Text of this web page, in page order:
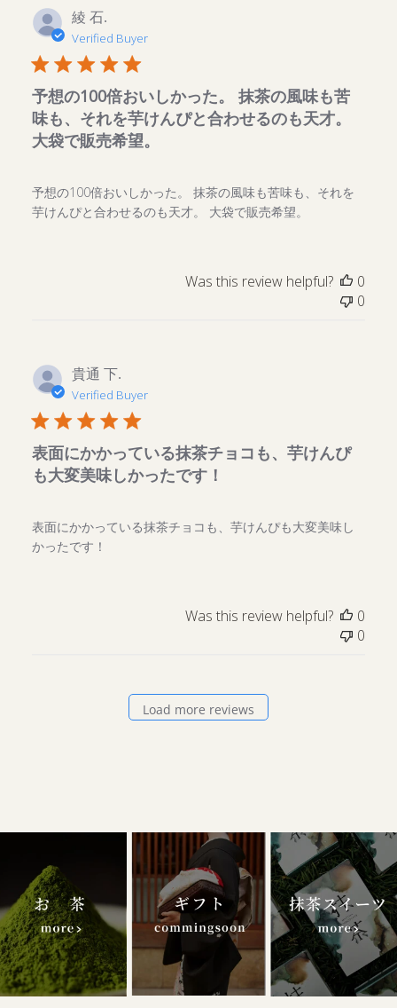
綾 石.
Verified Buyer
予想の100倍おいしかった。 抹茶の風味も苦
味も、それを芋けんぴと合わせるのも天才。
大袋で販売希望。
予想の100倍おいしかった。 抹茶の風味も苦味も、それを
芋けんぴと合わせるのも天才。 大袋で販売希望。
Was this review helpful?
0
0
貴通 下.
Verified Buyer
表面にかかっている抹茶チョコも、芋けんぴ
も大変美味しかったです！
表面にかかっている抹茶チョコも、芋けんぴも大変美味し
かったです！
Was this review helpful?
0
0
Load more reviews